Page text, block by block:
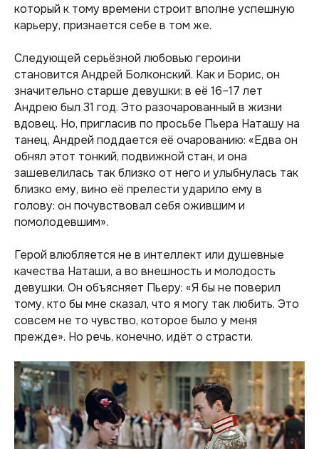
который к тому времени строит вполне успешную
карьеру, признается себе в том же.
Следующей серьёзной любовью героини
становится Андрей Болконский. Как и Борис, он
значительно старше девушки: в её 16–17 лет
Андрею был 31 год. Это разочарованный в жизни
вдовец. Но, пригласив по просьбе Пьера Наташу на
танец, Андрей поддается её очарованию: «Едва он
обнял этот тонкий, подвижной стан, и она
зашевелилась так близко от него и улыбнулась так
близко ему, вино её прелести ударило ему в
голову: он почувствовал себя ожившим и
помолодевшим».
Герой влюбляется не в интеллект или душевные
качества Наташи, а во внешность и молодость
девушки. Он объясняет Пьеру: «Я бы не поверил
тому, кто бы мне сказал, что я могу так любить. Это
совсем не то чувство, которое было у меня
прежде». Но речь, конечно, идёт о страсти.